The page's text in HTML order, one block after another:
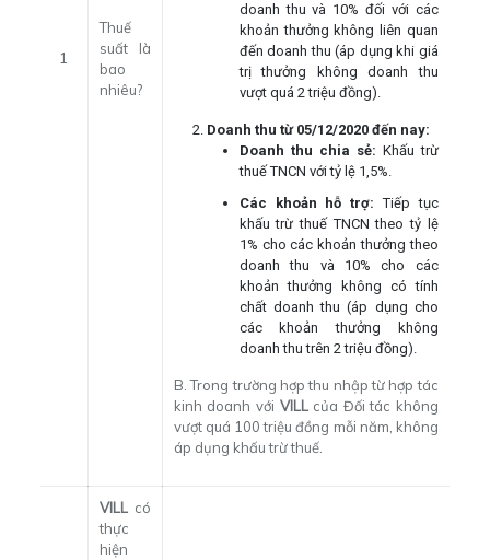
1
Thuế
suất là
bao
nhiêu?
doanh thu và 10% đối với các
khoản thưởng không liên quan
đến doanh thu (áp dụng khi giá
trị thưởng không doanh thu
vượt quá 2 triệu đồng).
Doanh thu từ 05/12/2020 đến nay:
Doanh thu chia sẻ: Khấu trừ
thuế TNCN với tỷ lệ 1,5%.
Các khoản hỗ trợ: Tiếp tục
khấu trừ thuế TNCN theo tỷ lệ
1% cho các khoản thưởng theo
doanh thu và 10% cho các
khoản thưởng không có tính
chất doanh thu (áp dụng cho
các khoản thưởng không
doanh thu trên 2 triệu đồng).
B. Trong trường hợp thu nhập từ hợp tác
kinh doanh với VILLcủa Đối tác không
vượt quá 100 triệu đồng mỗi năm, không
áp dụng khấu trừ thuế.
VILLcó
thực
hiện